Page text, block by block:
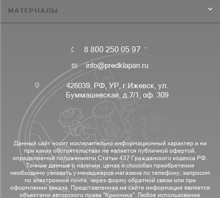
МАТЕРИАЛЫ
8 800 250 05 97
info@predklapan.ru
426039, РФ, УР, г.Ижевск, ул.
Буммашевская, д.7/1, оф. 309
Данный сайт носит исключительно информационный характер и ни
при каких обстоятельствах не является публичной офертой,
определяемой положениями Статьи 437 Гражданского кодекса РФ.
Точные данные о наличии, ценах и способах приобретения
необходимо узнавать у менеджеров магазина по телефону, запросом
по электронной почте, через форму обратной связи или при
оформлении заказа. Представленная на сайте информация является
объектами авторского права "Крионика". Любое использование